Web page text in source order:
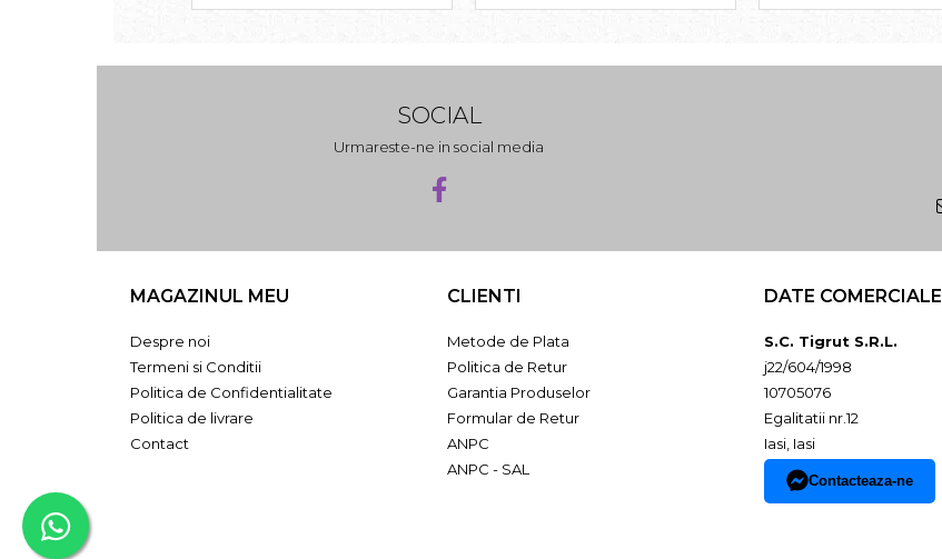
SOCIAL
Urmareste-ne in social media
MAGAZINUL MEU
Despre noi
Termeni si Conditii
Politica de Confidentialitate
Politica de livrare
Contact
CLIENTI
Metode de Plata
Politica de Retur
Garantia Produselor
Formular de Retur
ANPC
ANPC - SAL
DATE COMERCIALE
S.C. Tigrut S.R.L.
j22/604/1998
10705076
Egalitatii nr.12
Iasi, Iasi
Contacteaza-ne